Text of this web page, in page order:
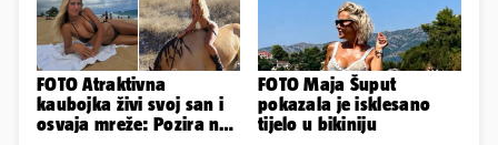
FOTO Atraktivna
kaubojka živi svoj san i
osvaja mreže: Pozira na
FOTO Maja Šuput
pokazala je isklesano
tijelo u bikiniju